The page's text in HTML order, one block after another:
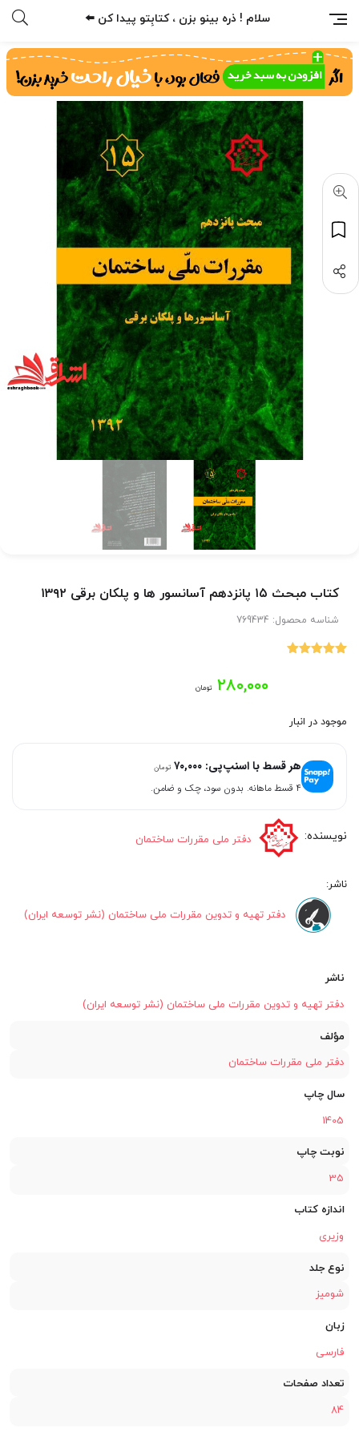
سلام ! ذره بینو بزن ، کتابِتو پیدا کن ⬅️
کتاب مبحث ۱۵ پانزدهم آسانسور ها و پلکان برقی ۱۳۹۲
شناسه محصول: 769434
۲۸۰,۰۰۰ تومان
موجود در انبار
هر قسط با اسنپ‌پی: ۷۰,۰۰۰ تومان
۴ قسط ماهانه. بدون سود، چک و ضامن.
دفتر ملی مقررات ساختمان
دفتر تهیه و تدوین مقررات ملی ساختمان (نشر توسعه ایران)
ناشر
دفتر تهیه و تدوین مقررات ملی ساختمان (نشر توسعه ایران)
مؤلف
دفتر ملی مقررات ساختمان
سال چاپ
1405
نوبت چاپ
35
اندازه کتاب
وزیری
نوع جلد
شومیز
زبان
فارسی
تعداد صفحات
84